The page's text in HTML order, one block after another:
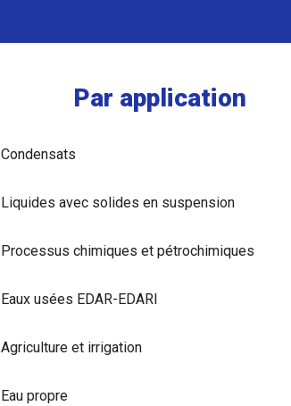
Par application
Condensats
Liquides avec solides en suspension
Processus chimiques et pétrochimiques
Eaux usées EDAR-EDARI
Agriculture et irrigation
Eau propre